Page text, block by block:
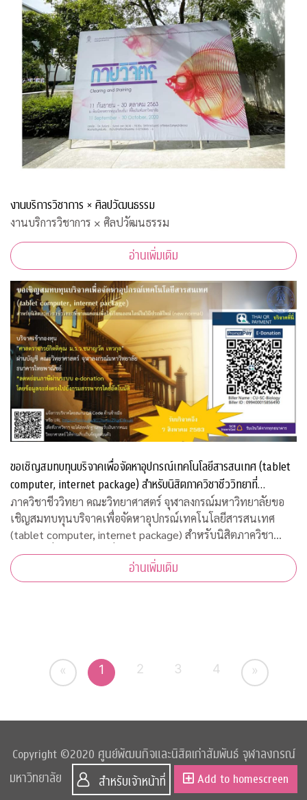
งานบริการวิชาการ × ศิลปวัฒนธรรม
งานบริการวิชาการ × ศิลปวัฒนธรรม
อ่านเพิ่มเติม
ขอเชิญสมทบทุนบริจาคเพื่อจัดหาอุปกรณ์เทคโนโลยีสารสนเทศ (tablet
computer, internet package) สำหรับนิสิตภาควิชาชีววิทยาที่
ขาดแคลน
ภาควิชาชีววิทยา คณะวิทยาศาสตร์ จุฬาลงกรณ์มหาวิทยาลัยขอ
เชิญสมทบทุนบริจาคเพื่อจัดหาอุปกรณ์เทคโนโลยีสารสนเทศ
(tablet computer, internet package) สำหรับนิสิตภาควิชา
ชีววิทยาที่ขาดแคลน เพื่อใช้เรียนออนไลน์ในวิถีปรกติใหม่ บริจาค
เข้ากองทุน "
อ่านเพิ่มเติม
« 1 2 3 4 »
Copyright ©2020 ศูนย์พัฒนกิจและนิสิตเก่าสัมพันธ์ จุฬาลงกรณ์
มหาวิทยาลัย
สำหรับเจ้าหน้าที่ Add to homescreen